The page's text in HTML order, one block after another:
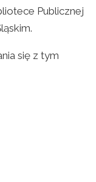
Publicznej
się z tym